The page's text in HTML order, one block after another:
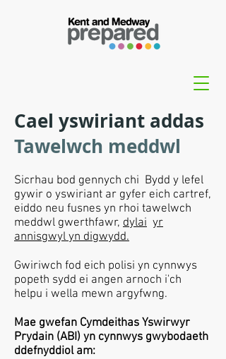
Cael yswiriant addas
Tawelwch meddwl
Sicrhau bod gennych chi Bydd y lefel
gywir o yswiriant ar gyfer eich cartref,
eiddo neu fusnes yn rhoi tawelwch
meddwl gwerthfawr, dylai yr
annisgwyl yn digwydd.
Gwiriwch fod eich polisi yn cynnwys
popeth sydd ei angen arnoch i'ch
helpu i wella mewn argyfwng.
Mae gwefan Cymdeithas Yswirwyr
Prydain (ABI) yn cynnwys gwybodaeth
ddefnyddiol am: